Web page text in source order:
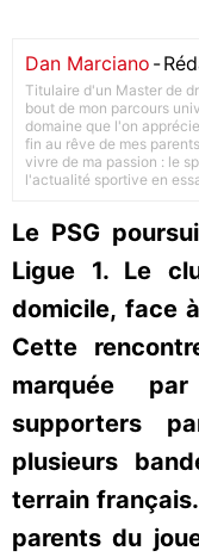
Dan Marciano -
Titulaire d'un Master de
bout de mon parcours
domaine que l'on
fin au rêve de mes
vivre de ma passion : le
l'actualité sportive en
Le PSG
Ligue 1. Le
domicile, face
Cette
marquée
supporters
plusieurs
terrain
parents du